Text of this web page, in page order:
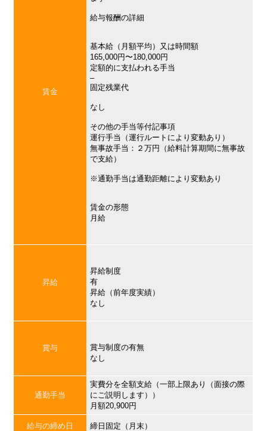
賃金
給与報酬の詳細
基本給（月額平均）又は時間額
165,000円〜180,000円
定額的に支払われる手当
–
固定残業代
なし
その他の手当等付記事項
運行手当（運行ルートにより変動あり）
無事故手当：２万円（給料計算期間に無事故
で支給）
※通勤手当は通勤距離により変動あり
賃金の形態
月給
昇給
昇給制度
有
昇給（前年度実績）
なし
賞与
賞与制度の有無
なし
通勤手当
実費分を全額支給（一部上限あり（面接の際
にご説明します））
月額20,900円
給与の締め日 締日固定（月末）